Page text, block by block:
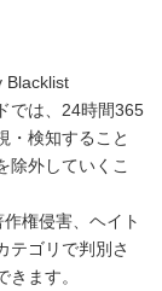
Blacklist
では、24時間365
・検知すること
除外していくこ
権侵害、ヘイト
テゴリで判別さ
ます。